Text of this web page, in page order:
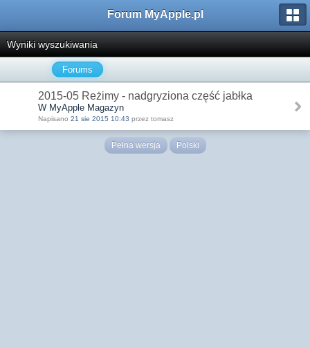
Forum MyApple.pl
Wyniki wyszukiwania
Forums
2015-05 Reżimy - nadgryziona część jabłka
W MyApple Magazyn
Napisano 21 sie 2015 10:43 przez tomasz
Pełna wersja Polski